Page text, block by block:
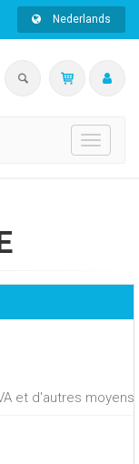
Nederlands
Toggle
et d'autres